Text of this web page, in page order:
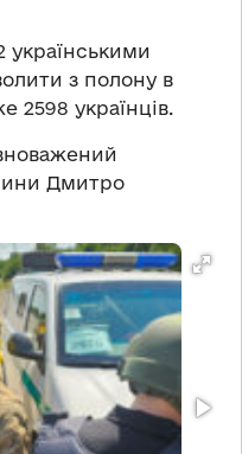
українськими
з полону в
2598 українців.
Дмитро